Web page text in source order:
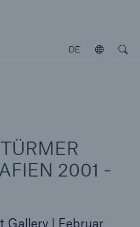
DE
Öffnen
2001 -
Gallery | Februar